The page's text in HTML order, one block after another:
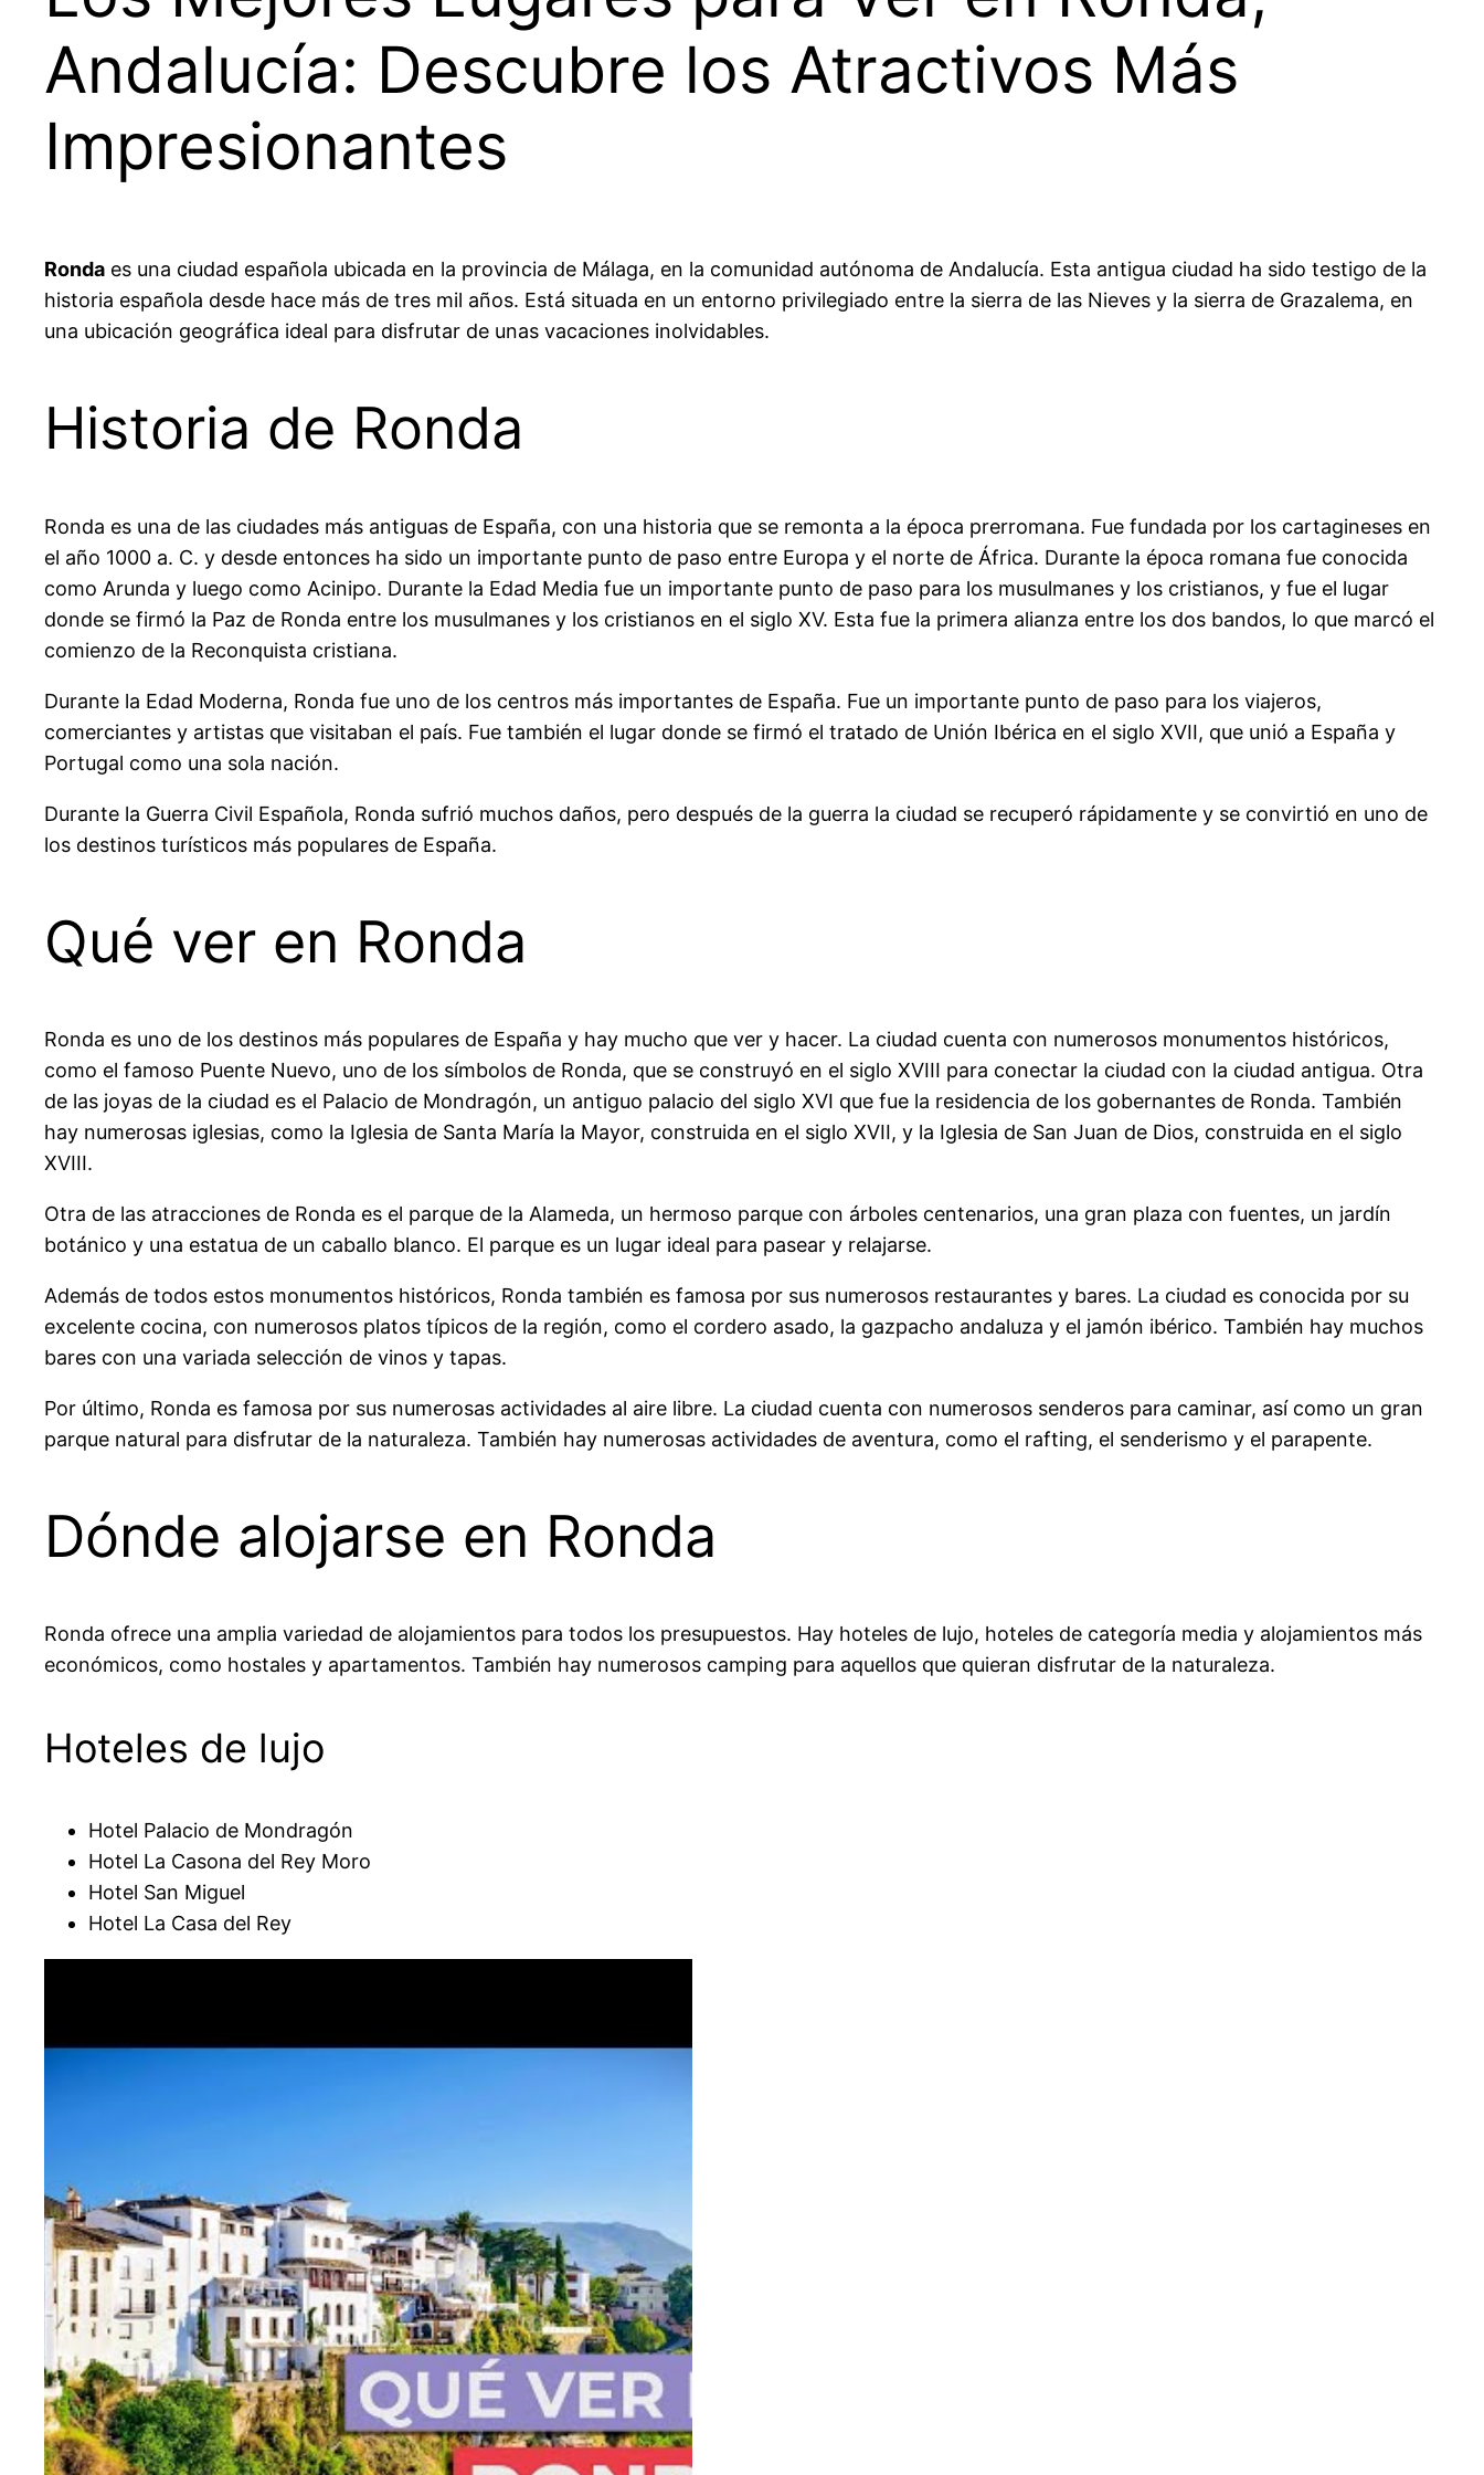
Andalucía: Descubre los Atractivos Más
Impresionantes
Ronda es una ciudad española ubicada en la provincia de Málaga, en la comunidad autónoma de Andalucía. Esta antigua ciudad ha sido testigo de la
historia española desde hace más de tres mil años. Está situada en un entorno privilegiado entre la sierra de las Nieves y la sierra de Grazalema, en
una ubicación geográfica ideal para disfrutar de unas vacaciones inolvidables.
Historia de Ronda
Ronda es una de las ciudades más antiguas de España, con una historia que se remonta a la época prerromana. Fue fundada por los cartagineses en
el año 1000 a. C. y desde entonces ha sido un importante punto de paso entre Europa y el norte de África. Durante la época romana fue conocida
como Arunda y luego como Acinipo. Durante la Edad Media fue un importante punto de paso para los musulmanes y los cristianos, y fue el lugar
donde se firmó la Paz de Ronda entre los musulmanes y los cristianos en el siglo XV. Esta fue la primera alianza entre los dos bandos, lo que marcó el
comienzo de la Reconquista cristiana.
Durante la Edad Moderna, Ronda fue uno de los centros más importantes de España. Fue un importante punto de paso para los viajeros,
comerciantes y artistas que visitaban el país. Fue también el lugar donde se firmó el tratado de Unión Ibérica en el siglo XVII, que unió a España y
Portugal como una sola nación.
Durante la Guerra Civil Española, Ronda sufrió muchos daños, pero después de la guerra la ciudad se recuperó rápidamente y se convirtió en uno de
los destinos turísticos más populares de España.
Qué ver en Ronda
Ronda es uno de los destinos más populares de España y hay mucho que ver y hacer. La ciudad cuenta con numerosos monumentos históricos,
como el famoso Puente Nuevo, uno de los símbolos de Ronda, que se construyó en el siglo XVIII para conectar la ciudad con la ciudad antigua. Otra
de las joyas de la ciudad es el Palacio de Mondragón, un antiguo palacio del siglo XVI que fue la residencia de los gobernantes de Ronda. También
hay numerosas iglesias, como la Iglesia de Santa María la Mayor, construida en el siglo XVII, y la Iglesia de San Juan de Dios, construida en el siglo
XVIII.
Otra de las atracciones de Ronda es el parque de la Alameda, un hermoso parque con árboles centenarios, una gran plaza con fuentes, un jardín
botánico y una estatua de un caballo blanco. El parque es un lugar ideal para pasear y relajarse.
Además de todos estos monumentos históricos, Ronda también es famosa por sus numerosos restaurantes y bares. La ciudad es conocida por su
excelente cocina, con numerosos platos típicos de la región, como el cordero asado, la gazpacho andaluza y el jamón ibérico. También hay muchos
bares con una variada selección de vinos y tapas.
Por último, Ronda es famosa por sus numerosas actividades al aire libre. La ciudad cuenta con numerosos senderos para caminar, así como un gran
parque natural para disfrutar de la naturaleza. También hay numerosas actividades de aventura, como el rafting, el senderismo y el parapente.
Dónde alojarse en Ronda
Ronda ofrece una amplia variedad de alojamientos para todos los presupuestos. Hay hoteles de lujo, hoteles de categoría media y alojamientos más
económicos, como hostales y apartamentos. También hay numerosos camping para aquellos que quieran disfrutar de la naturaleza.
Hoteles de lujo
Hotel Palacio de Mondragón
Hotel La Casona del Rey Moro
Hotel San Miguel
Hotel La Casa del Rey